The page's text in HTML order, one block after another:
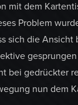
mit dem
Problem
sich die
bei gedrückter
nun dem